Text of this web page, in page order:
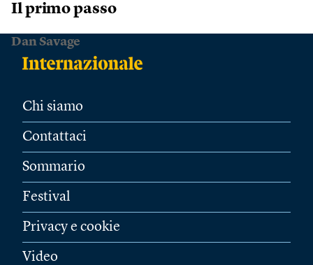
Il primo passo
Dan Savage
Chi siamo
Contattaci
Sommario
Festival
Privacy e cookie
Video